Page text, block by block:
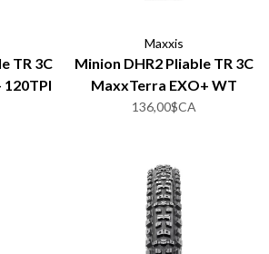
TR 3C
Maxxis
Minion DHR2 Pliable TR 3C
MaxxTerra EXO+ WT
120TPI
136,00$CA